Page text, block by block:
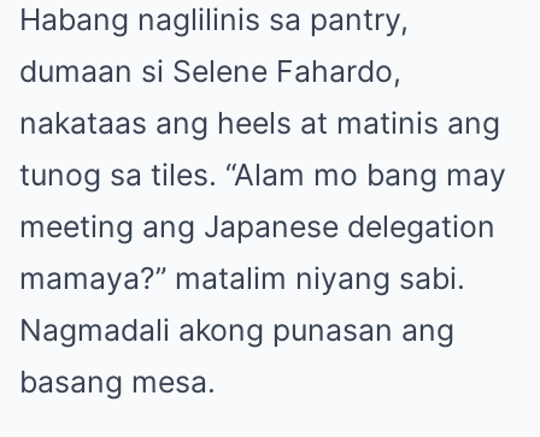
Habang naglilinis sa pantry,
dumaan si Selene Fahardo,
nakataas ang heels at matinis ang
tunog sa tiles. “Alam mo bang may
meeting ang Japanese delegation
mamaya?” matalim niyang sabi.
Nagmadali akong punasan ang
basang mesa.